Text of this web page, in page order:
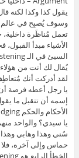
يقول كذا وكذا لكنه
وسوف يُصبِح في عالم
تعمل مُناظَرة داخلية،
الأشياء مبدأ القبول،
يُقال لك أنت من
لقد أدركت أنك
يا رجل أعطه فرصة
إسمه أن تتقبل ما
يا سيدي؟ والواحد
سُني وهذا وهابي وهذا
حماس وإلى آخره،